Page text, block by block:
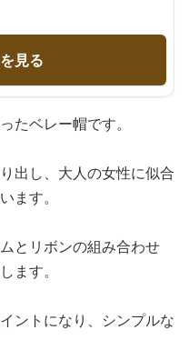
見る
たベレー帽です。
出し、大人の女性に似合
ます。
とリボンの組み合わせ
ます。
ントになり、シンプルな